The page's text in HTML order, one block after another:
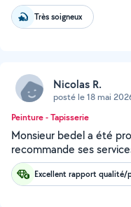
Très soigneux
Nicolas R.
posté le 18 mai
Peinture - Tapisserie
Monsieur bedel a été
recommande ses
Excellent rapport qualité/